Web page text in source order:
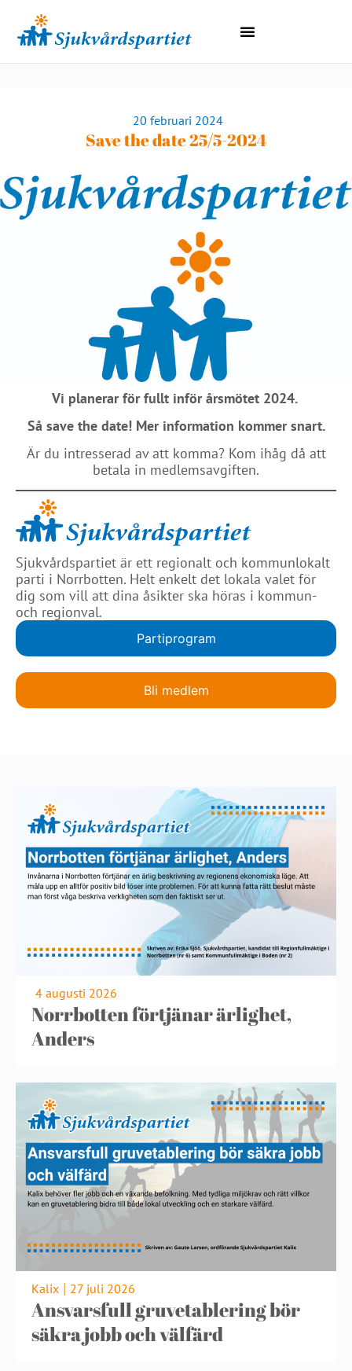
20 februari 2024
Save the date 25/5-2024
Vi planerar för fullt inför årsmötet 2024.
Så save the date! Mer information kommer snart.
Är du intresserad av att komma? Kom ihåg då att
betala in medlemsavgiften.
Sjukvårdspartiet är ett regionalt och kommunlokalt
parti i Norrbotten. Helt enkelt det lokala valet för
dig som vill att dina åsikter ska höras i kommun-
och regionval.
Partiprogram
Bli medlem
4 augusti 2026
Norrbotten förtjänar ärlighet,
Anders
Kalix 27 juli 2026
Ansvarsfull gruvetablering bör
säkra jobb och välfärd